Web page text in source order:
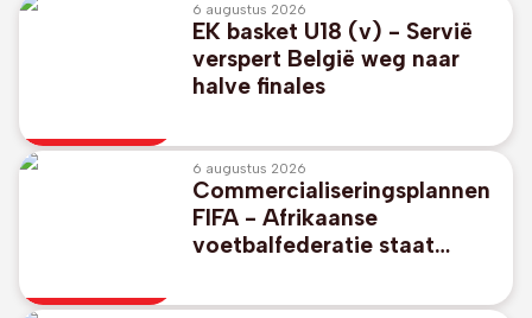
6 augustus 2026
EK basket U18 (v) - Servië
verspert België weg naar
halve finales
6 augustus 2026
Commercialiseringsplannen
FIFA - Afrikaanse
voetbalfederatie staat
voorzitter Gianni Infantino